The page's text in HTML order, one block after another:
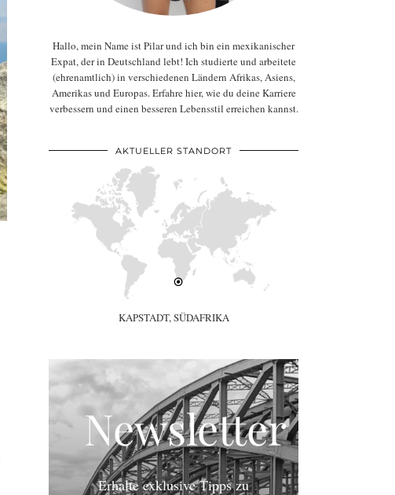
Hallo, mein Name ist Pilar und ich bin ein mexikanischer
Expat, der in Deutschland lebt! Ich studierte und arbeitete
(ehrenamtlich) in verschiedenen Ländern Afrikas, Asiens,
Amerikas und Europas. Erfahre hier, wie du deine Karriere
verbessern und einen besseren Lebensstil erreichen kannst.
AKTUELLER STANDORT
KAPSTADT, SÜDAFRIKA
Newsletter
Erhalte exklusive Tipps zu